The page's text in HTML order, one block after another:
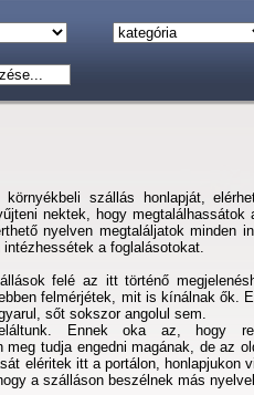
szállás honlapját,
nektek, hogy megtalálhassátok
nyelven megtaláljatok minden
a foglalásotokat.
felé az itt történő
felmérjétek, mit is kínálnak ők.
sőt sokszor angolul sem.
Ennek oka az, hogy
tudja engedni magának, de az
eléritek itt a portálon, honlapjukon
a szálláson beszélnek más